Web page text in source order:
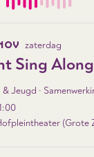
zaterdag
Sing Along
& Jeugd ·
(Grote